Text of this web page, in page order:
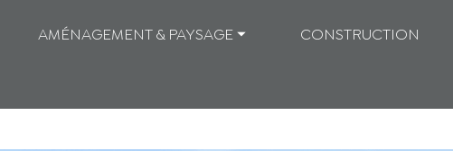
AMÉNAGEMENT & PAYSAGE ⏷ CONSTRUCTION